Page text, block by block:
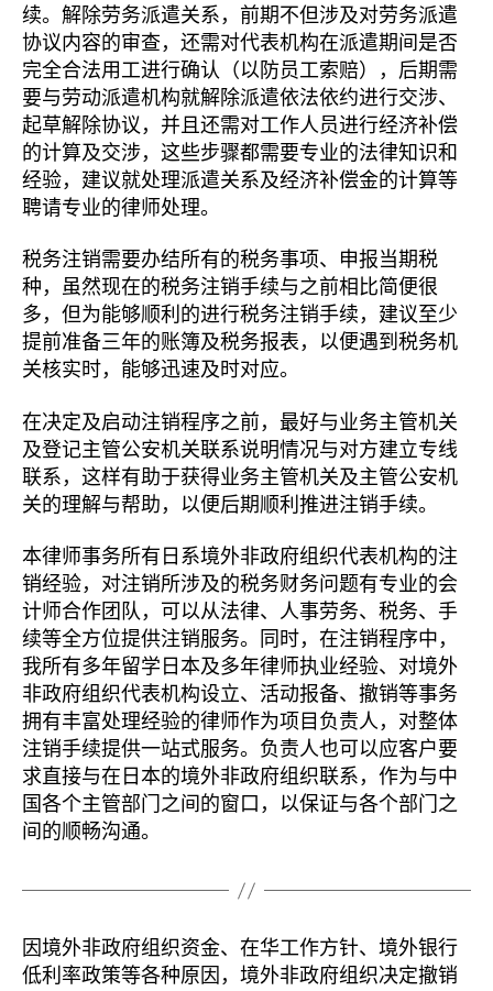
续。解除劳务派遣关系，前期不但涉及对劳务派遣
协议内容的审查，还需对代表机构在派遣期间是否
完全合法用工进行确认（以防员工索赔），后期需
要与劳动派遣机构就解除派遣依法依约进行交涉、
起草解除协议，并且还需对工作人员进行经济补偿
的计算及交涉，这些步骤都需要专业的法律知识和
经验，建议就处理派遣关系及经济补偿金的计算等
聘请专业的律师处理。
税务注销需要办结所有的税务事项、申报当期税
种，虽然现在的税务注销手续与之前相比简便很
多，但为能够顺利的进行税务注销手续，建议至少
提前准备三年的账簿及税务报表，以便遇到税务机
关核实时，能够迅速及时对应。
在决定及启动注销程序之前，最好与业务主管机关
及登记主管公安机关联系说明情况与对方建立专线
联系，这样有助于获得业务主管机关及主管公安机
关的理解与帮助，以便后期顺利推进注销手续。
本律师事务所有日系境外非政府组织代表机构的注
销经验，对注销所涉及的税务财务问题有专业的会
计师合作团队，可以从法律、人事劳务、税务、手
续等全方位提供注销服务。同时，在注销程序中，
我所有多年留学日本及多年律师执业经验、对境外
非政府组织代表机构设立、活动报备、撤销等事务
拥有丰富处理经验的律师作为项目负责人，对整体
注销手续提供一站式服务。负责人也可以应客户要
求直接与在日本的境外非政府组织联系，作为与中
国各个主管部门之间的窗口，以保证与各个部门之
间的顺畅沟通。
因境外非政府组织资金、在华工作方针、境外银行
低利率政策等各种原因，境外非政府组织决定撤销